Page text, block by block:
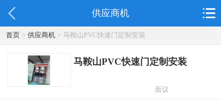
供应商机
首页> 供应商机> 马鞍山PVC快速门定制安装
马鞍山PVC快速门定制安装
面议